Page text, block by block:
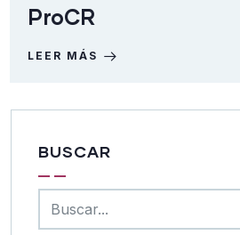
ProCR
LEER MÁS
BUSCAR